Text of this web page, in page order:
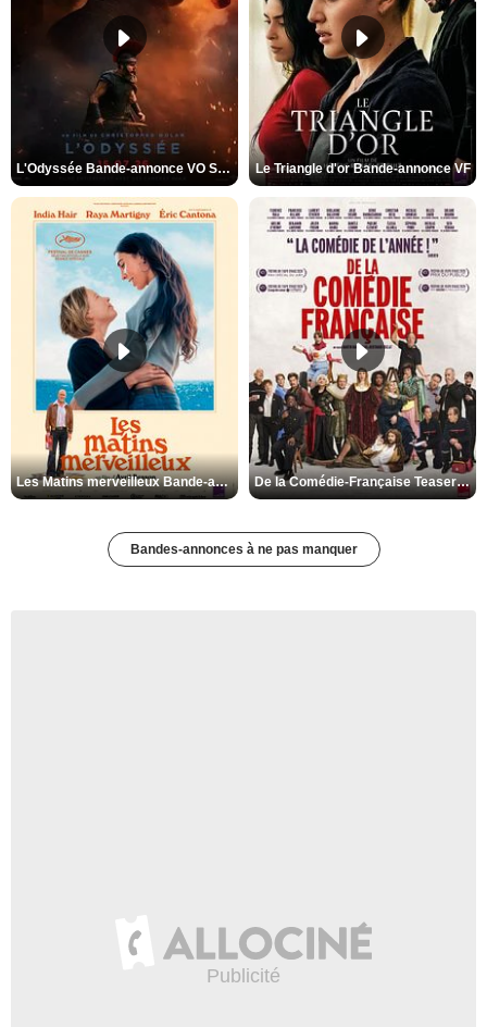
L'Odyssée Bande-annonce VO STFR Le Triangle d'or Bande-annonce VF
Les Matins merveilleux Bande-annonce VF De la Comédie-Française Teaser VF
Bandes-annonces à ne pas manquer